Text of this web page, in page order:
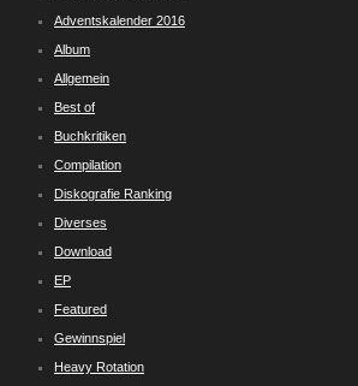
Adventskalender 2016
Album
Allgemein
Best of
Buchkritiken
Compilation
Diskografie Ranking
Diverses
Download
EP
Featured
Gewinnspiel
Heavy Rotation